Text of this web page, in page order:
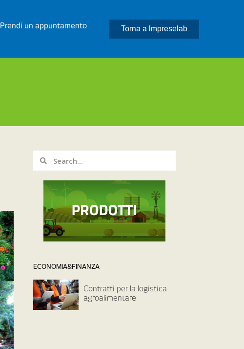
Prendi un appuntamento Torna a Impreselab
ECONOMIA&FINANZA
Contratti per la logistica
agroalimentare